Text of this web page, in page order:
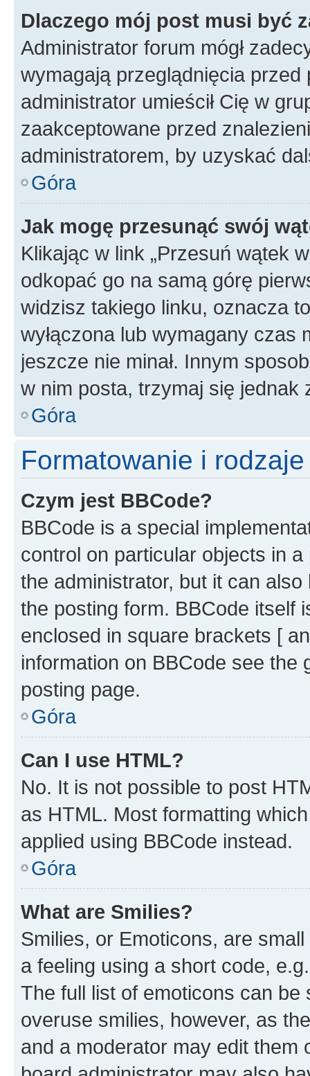
Dlaczego mój post musi być
Administrator forum mógł
wymagają przeglądnięcia
administrator umieścił Cię w
zaakceptowane przed
administratorem, by uzyskać
Góra
Jak mogę przesunąć swój
Klikając w link „Przesuń wątek
odkopać go na samą górę
widzisz takiego linku, oznacza
wyłączona lub wymagany czas
jeszcze nie minał. Innym
w nim posta, trzymaj się jednak
Góra
Formatowanie i
Czym jest BBCode?
BBCode is a special
control on particular objects in
the administrator, but it can
the posting form. BBCode itself
enclosed in square brackets [
information on BBCode see
posting page.
Góra
Can I use HTML?
No. It is not possible to post
as HTML. Most formatting
applied using BBCode instead.
Góra
What are Smilies?
Smilies, or Emoticons, are
a feeling using a short code,
The full list of emoticons can
overuse smilies, however, as
and a moderator may edit them